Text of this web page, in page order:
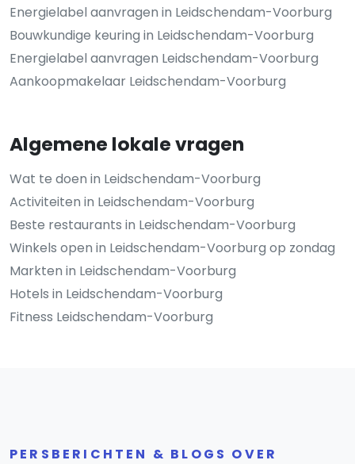
Energielabel aanvragen in Leidschendam-Voorburg
Bouwkundige keuring in Leidschendam-Voorburg
Energielabel aanvragen Leidschendam-Voorburg
Aankoopmakelaar Leidschendam-Voorburg
Algemene lokale vragen
Wat te doen in Leidschendam-Voorburg
Activiteiten in Leidschendam-Voorburg
Beste restaurants in Leidschendam-Voorburg
Winkels open in Leidschendam-Voorburg op zondag
Markten in Leidschendam-Voorburg
Hotels in Leidschendam-Voorburg
Fitness Leidschendam-Voorburg
PERSBERICHTEN & BLOGS OVER